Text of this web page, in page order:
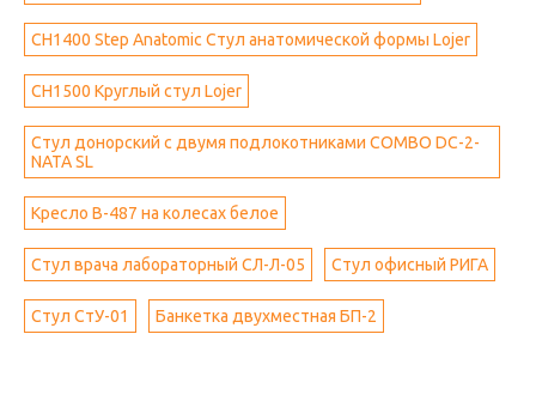
CH1400 Step Anatomic Стул анатомической формы Lojer
CH1500 Круглый стул Lojer
Стул донорский с двумя подлокотниками COMBO DC-2-
NATA SL
Кресло B-487 на колесах белое
Стул врача лабораторный СЛ-Л-05 Стул офисный РИГА
Стул СтУ-01 Банкетка двухместная БП-2